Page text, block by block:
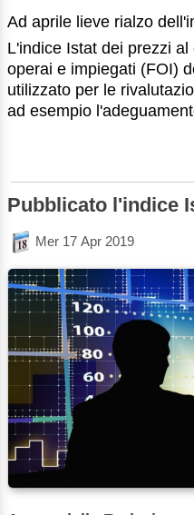
Ad aprile lieve rialzo
L'indice Istat dei prezzi
operai e impiegati (FOI)
utilizzato per le
ad esempio
Pubblicato l'indice
Mer 17 Apr 2019